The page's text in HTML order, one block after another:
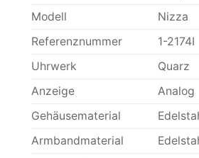
Modell
Nizza
Referenznummer
1-2174I
Uhrwerk
Quarz
Anzeige
Analog
Gehäusematerial
Armbandmaterial